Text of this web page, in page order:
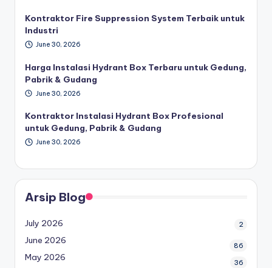
Kontraktor Fire Suppression System Terbaik untuk
Industri
June 30, 2026
Harga Instalasi Hydrant Box Terbaru untuk Gedung,
Pabrik & Gudang
June 30, 2026
Kontraktor Instalasi Hydrant Box Profesional
untuk Gedung, Pabrik & Gudang
June 30, 2026
Arsip Blog
July 2026 2
June 2026 86
May 2026 36